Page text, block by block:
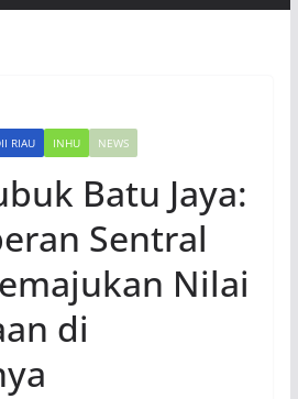
RIAU INHU NEWS
Batu Jaya:
Sentral
Nilai
di